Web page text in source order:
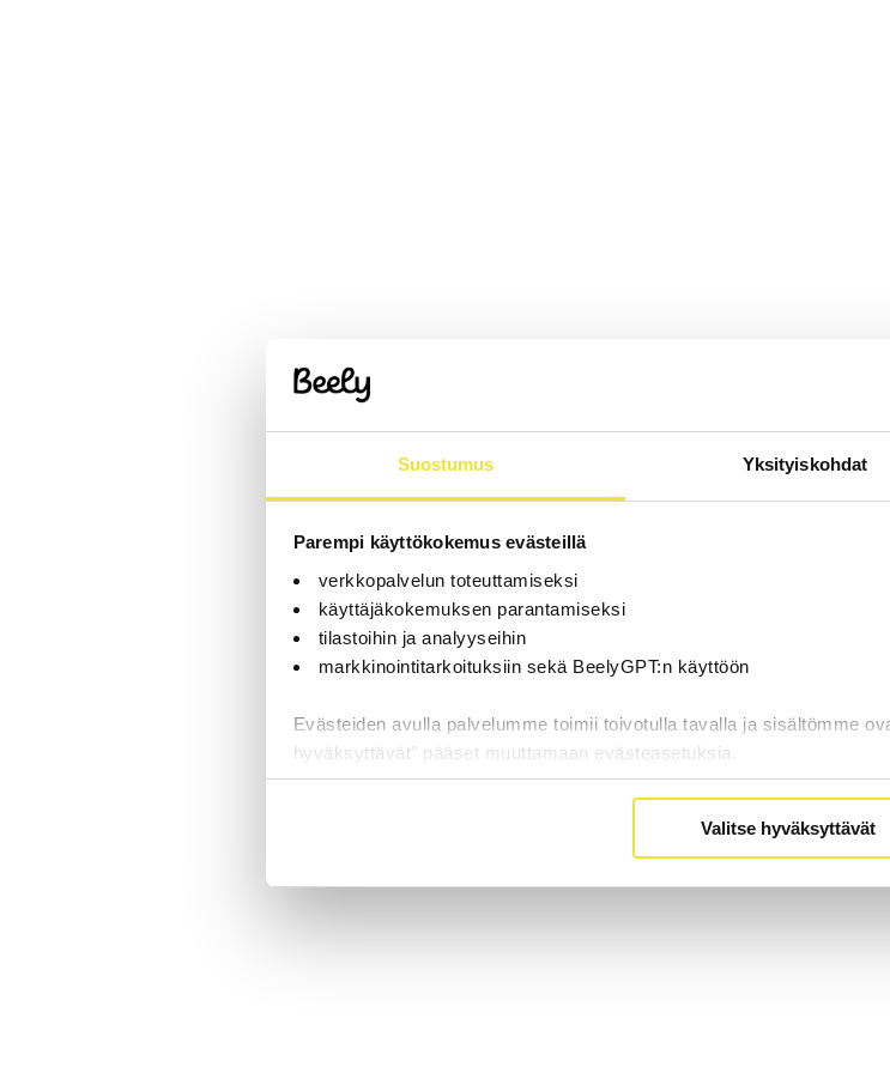
Suostumus Yksityiskohdat
Parempi käyttökokemus evästeillä
verkkopalvelun toteuttamiseksi
käyttäjäkokemuksen parantamiseksi
tilastoihin ja analyyseihin
markkinointitarkoituksiin sekä BeelyGPT:n käyttöön
Evästeiden avulla palvelumme toimii toivotulla tavalla ja sisältömme
hyväksyttävät" pääset muuttamaan evästeasetuksia.
Valitse hyväksyttävät